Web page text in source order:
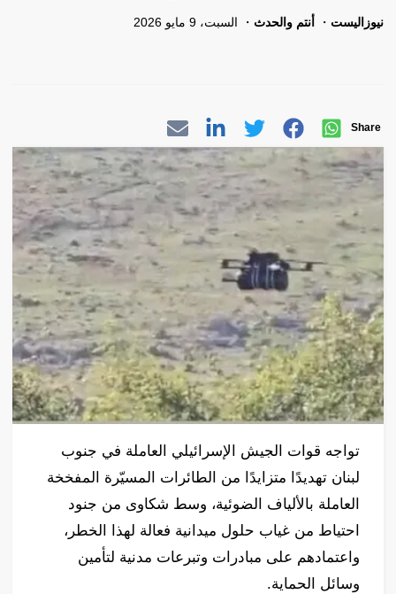
نيوزاليست أنتم والحدث السبت، 9 مايو 2026
Share
تواجه قوات الجيش الإسرائيلي العاملة في جنوب
لبنان تهديدًا متزايدًا من الطائرات المسيّرة المفخخة
العاملة بالألياف الضوئية، وسط شكاوى من جنود
احتياط من غياب حلول ميدانية فعالة لهذا الخطر،
واعتمادهم على مبادرات وتبرعات مدنية لتأمين
وسائل الحماية.